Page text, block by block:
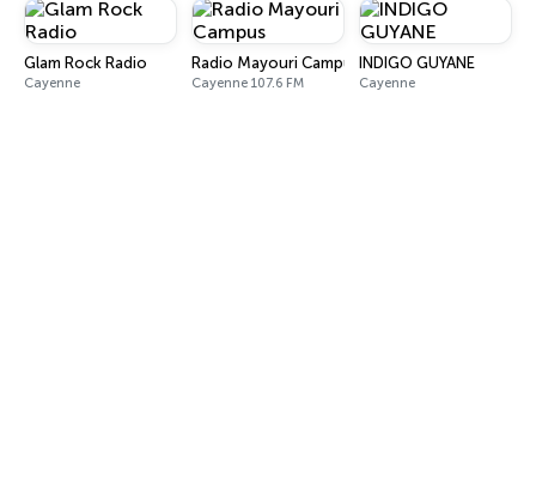
Glam Rock Radio
Cayenne
Radio Mayouri Campus
Cayenne 107.6 FM
INDIGO GUYANE
Cayenne